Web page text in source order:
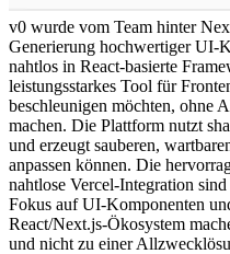
v0 wurde vom Team hinter
Generierung hochwertiger UI-
nahtlos in React-basierte
leistungsstarkes Tool für
beschleunigen möchten, ohne
machen. Die Plattform nutzt
und erzeugt sauberen,
anpassen können. Die
nahtlose Vercel-Integration
Fokus auf UI-Komponenten
React/Next.js-Ökosystem
und nicht zu einer